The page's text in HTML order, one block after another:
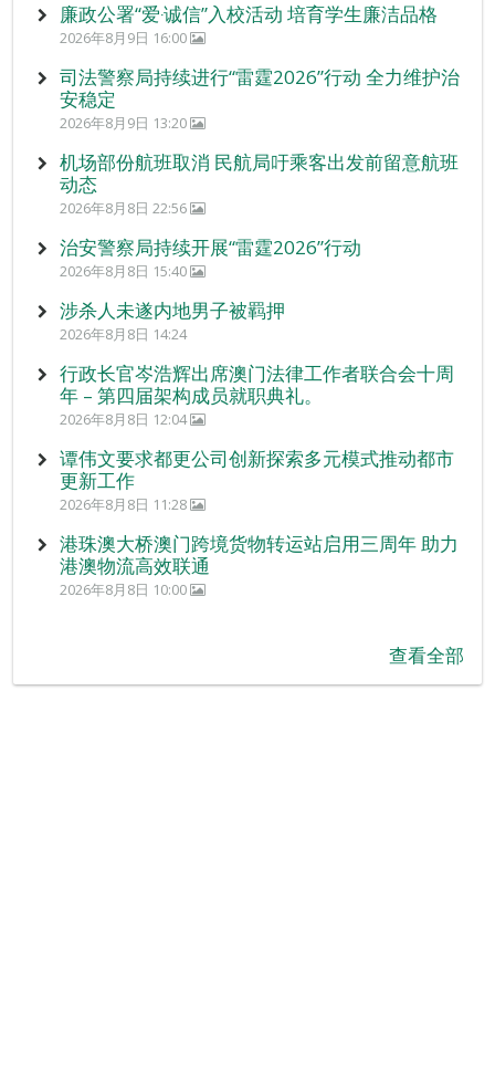
廉政公署“爱‧诚信”入校活动 培育学生廉洁品格
2026年8月9日 16:00
司法警察局持续进行“雷霆2026”行动 全力维护治
安稳定
2026年8月9日 13:20
机场部份航班取消 民航局吁乘客出发前留意航班
动态
2026年8月8日 22:56
治安警察局持续开展“雷霆2026”行动
2026年8月8日 15:40
涉杀人未遂内地男子被羁押
2026年8月8日 14:24
行政长官岑浩辉出席澳门法律工作者联合会十周
年 – 第四届架构成员就职典礼。
2026年8月8日 12:04
谭伟文要求都更公司创新探索多元模式推动都市
更新工作
2026年8月8日 11:28
港珠澳大桥澳门跨境货物转运站启用三周年 助力
港澳物流高效联通
2026年8月8日 10:00
查看全部